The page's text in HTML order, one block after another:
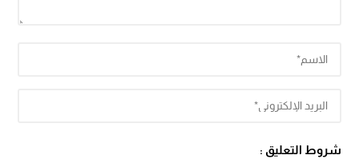
شروط التعليق :